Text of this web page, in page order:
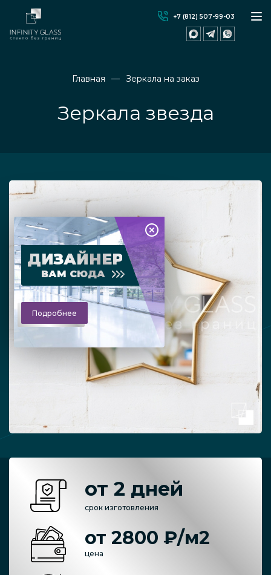
+7 (812) 507-99-03
Главная Зеркала на заказ
Зеркала звезда
ДИЗАЙНЕР
ВАМ СЮДА
Подробнее
от 2 дней
срок изготовления
от 2800 ₽/м2
цена